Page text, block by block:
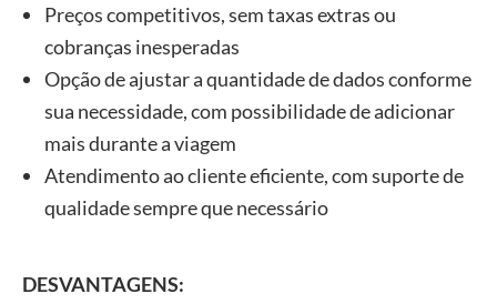
Preços competitivos, sem taxas extras ou
cobranças inesperadas
Opção de ajustar a quantidade de dados conforme
sua necessidade, com possibilidade de adicionar
mais durante a viagem
Atendimento ao cliente eficiente, com suporte de
qualidade sempre que necessário
DESVANTAGENS: